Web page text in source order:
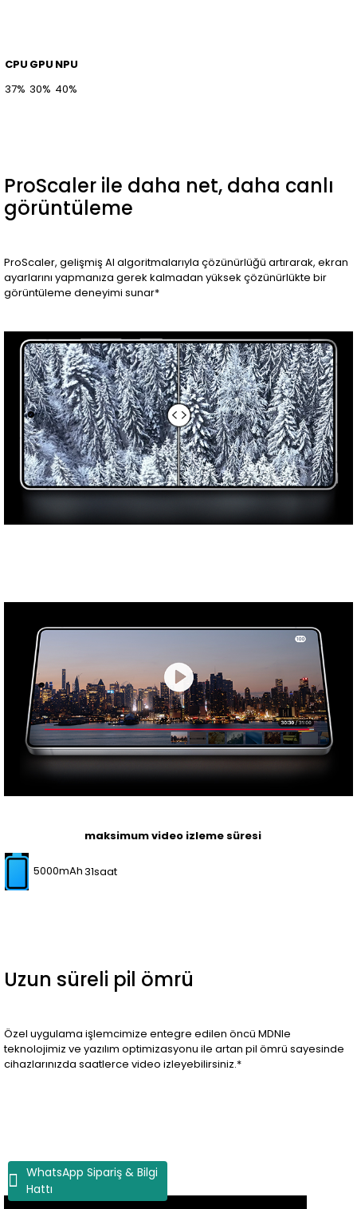
WhatsApp Sipariş & Bilgi
Hattı
CPU GPU NPU
37% 30% 40%
ProScaler ile daha net, daha canlı
görüntüleme
ProScaler, gelişmiş AI algoritmalarıyla çözünürlüğü artırarak, ekran
ayarlarını yapmanıza gerek kalmadan yüksek çözünürlükte bir
görüntüleme deneyimi sunar*
maksimum video izleme süresi
5000mAh31saat
Uzun süreli pil ömrü
Özel uygulama işlemcimize entegre edilen öncü MDNIe
teknolojimiz ve yazılım optimizasyonu ile artan pil ömrü sayesinde
cihazlarınızda saatlerce video izleyebilirsiniz.*